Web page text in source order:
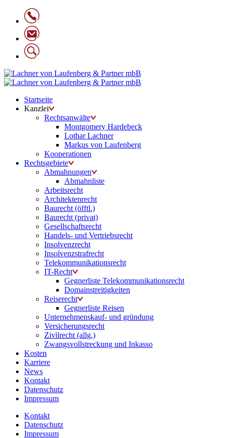
Startseite
Kanzlei
Rechtsanwälte
Montgomery Hardebeck
Lothar Lachner
Markus von Laufenberg
Kooperationen
Rechtsgebiete
Abmahnungen
Abmahnliste
Arbeitsrecht
Architektenrecht
Baurecht (öfftl.)
Baurecht (privat)
Gesellschaftsrecht
Handels- und Vertriebsrecht
Insolvenzrecht
Insolvenzstrafrecht
Telekommunikationsrecht
IT-Recht
Gegnerliste Telekommunikationsrecht
Domainstreitigkeiten
Reiserecht
Gegnerliste Reisen
Unternehmenskauf- und gründung
Versicherungsrecht
Zivilrecht (allg.)
Zwangsvollstreckung und Inkasso
Kosten
Karriere
News
Kontakt
Datenschutz
Impressum
Kontakt
Datenschutz
Impressum